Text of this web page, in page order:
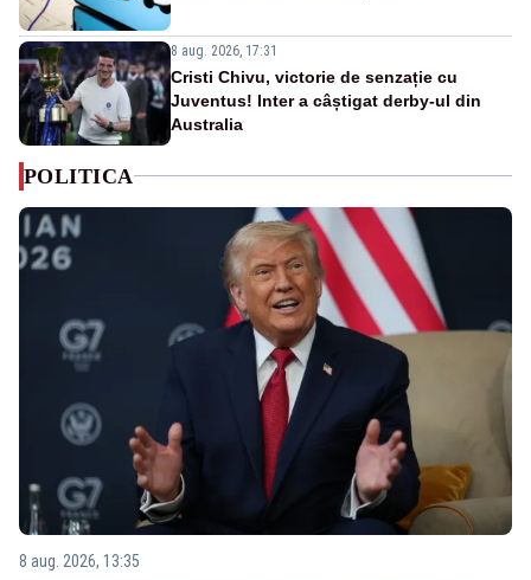
8 aug. 2026, 17:31
Cristi Chivu, victorie de senzație cu
Juventus! Inter a câștigat derby-ul din
Australia
POLITICA
8 aug. 2026, 13:35